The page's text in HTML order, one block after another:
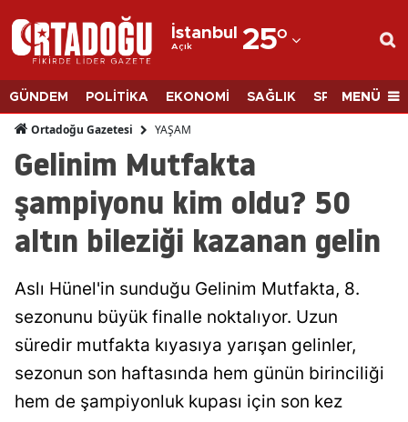
İstanbul
Açık 25°
Adana
Adıyaman
Afyonkarahisar
Ağrı
Amasya
Ankara
Antalya
Artvin
Aydın
GÜNDEM POLİTİKA EKONOMİ SAĞLIK SPORMENÜ
Ortadoğu Gazetesi YAŞAM
Gelinim Mutfakta
şampiyonu kim oldu? 50
altın bileziği kazanan gelin
Aslı Hünel'in sunduğu Gelinim Mutfakta, 8.
sezonunu büyük finalle noktalıyor. Uzun
süredir mutfakta kıyasıya yarışan gelinler,
sezonun son haftasında hem günün birinciliği
hem de şampiyonluk kupası için son kez